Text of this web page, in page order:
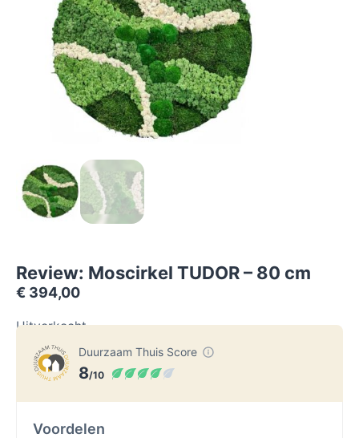
Review: Moscirkel TUDOR – 80 cm
€ 394,00
Uitverkocht
Duurzaam Thuis Score
8/10
Voordelen